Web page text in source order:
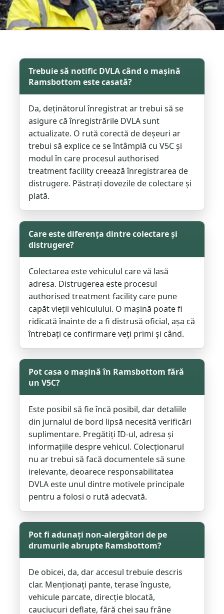
Trebuie să notific DVLA când o mașină
Ramsbottom este casată?
Da, deținătorul înregistrat ar trebui să se
asigure că înregistrările DVLA sunt
actualizate. O rută corectă de deșeuri ar
trebui să explice ce se întâmplă cu V5C și
modul în care procesul authorised
treatment facility creează înregistrarea de
distrugere. Păstrați dovezile de colectare și
plată.
Care este diferența dintre colectare și
distrugere?
Colectarea este vehiculul care vă lasă
adresa. Distrugerea este procesul
authorised treatment facility care pune
capăt vieții vehiculului. O mașină poate fi
ridicată înainte de a fi distrusă oficial, așa că
întrebați ce confirmare veți primi și când.
Pot casa o mașină în Ramsbottom fără
un V5C?
Este posibil să fie încă posibil, dar detaliile
din jurnalul de bord lipsă necesită verificări
suplimentare. Pregătiți ID-ul, adresa și
informațiile despre vehicul. Colecționarul
nu ar trebui să facă documentele să sune
irelevante, deoarece responsabilitatea
DVLA este unul dintre motivele principale
pentru a folosi o rută adecvată.
Pot fi adunați non-alergători de pe
drumurile abrupte Ramsbottom?
De obicei, da, dar accesul trebuie descris
clar. Menționați pante, terase înguste,
vehicule parcate, direcție blocată,
cauciucuri deflate, fără chei sau frâne